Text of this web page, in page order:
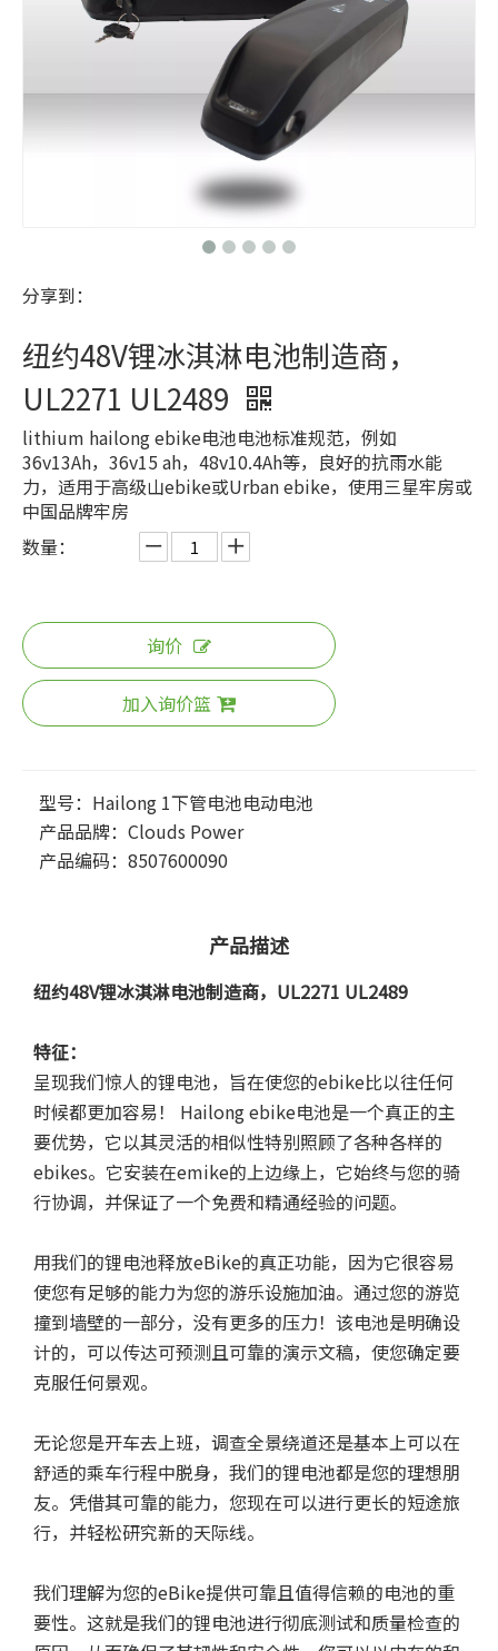
分享到：
纽约48V锂冰淇淋电池制造商，
UL2271 UL2489
lithium hailong ebike电池电池标准规范，例如
36v13Ah，36v15 ah，48v10.4Ah等，良好的抗雨水能
力，适用于高级山ebike或Urban ebike，使用三星牢房或
中国品牌牢房
数量：
询价
加入询价篮
型号： Hailong 1下管电池电动电池
产品品牌： Clouds Power
产品编码： 8507600090
产品描述
纽约48V锂冰淇淋电池制造商，UL2271 UL2489
特征：
呈现我们惊人的锂电池，旨在使您的ebike比以往任何
时候都更加容易！ Hailong ebike电池是一个真正的主
要优势，它以其灵活的相似性特别照顾了各种各样的
ebikes。它安装在emike的上边缘上，它始终与您的骑
行协调，并保证了一个免费和精通经验的问题。
用我们的锂电池释放eBike的真正功能，因为它很容易
使您有足够的能力为您的游乐设施加油。通过您的游览
撞到墙壁的一部分，没有更多的压力！该电池是明确设
计的，可以传达可预测且可靠的演示文稿，使您确定要
克服任何景观。
无论您是开车去上班，调查全景绕道还是基本上可以在
舒适的乘车行程中脱身，我们的锂电池都是您的理想朋
友。凭借其可靠的能力，您现在可以进行更长的短途旅
行，并轻松研究新的天际线。
我们理解为您的eBike提供可靠且值得信赖的电池的重
要性。这就是我们的锂电池进行彻底测试和质量检查的